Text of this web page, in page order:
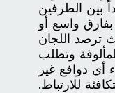
بين الطرفين
واسع أو
ترصد اللجان
وتطلب
أي دوافع غير
للارتباط.